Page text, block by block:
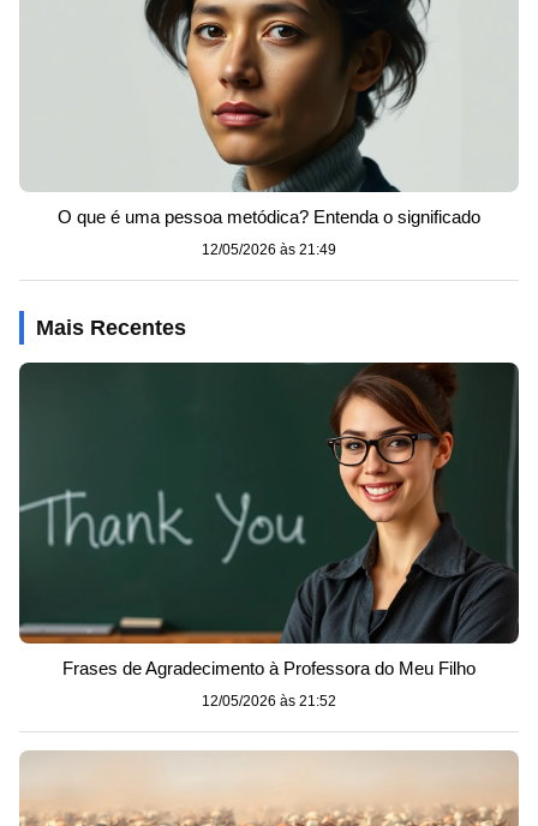
O que é uma pessoa metódica? Entenda o significado
12/05/2026 às 21:49
Mais Recentes
Frases de Agradecimento à Professora do Meu Filho
12/05/2026 às 21:52